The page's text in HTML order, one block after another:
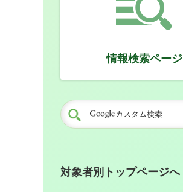
情報検索ページ
対象者別トップページへ